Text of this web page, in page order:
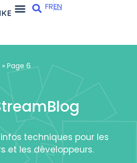
FREN
» Page 6
techniques pour les
et les développeurs.